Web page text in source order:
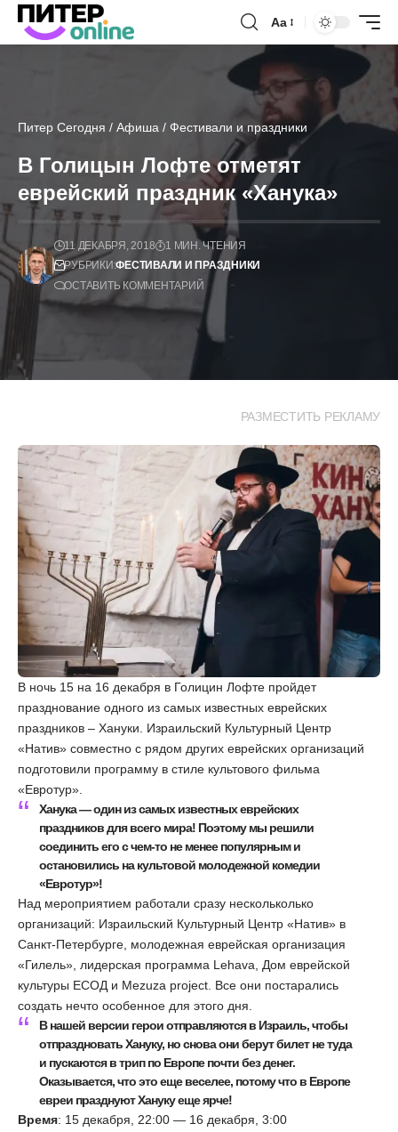
Аа
Питер Сегодня / Афиша / Фестивали и праздники
В Голицын Лофте отметят
еврейский праздник «Ханука»
11 ДЕКАБРЯ, 2018
1 МИН. ЧТЕНИЯ
РУБРИКИ:ФЕСТИВАЛИ И ПРАЗДНИКИ
ОСТАВИТЬ КОММЕНТАРИЙ
РАЗМЕСТИТЬ РЕКЛАМУ
В ночь 15 на 16 декабря в Голицин Лофте пройдет
празднование одного из самых известных еврейских
праздников – Хануки. Израильский Культурный Центр
«Натив» совместно с рядом других еврейских организаций
подготовили программу в стиле культового фильма
«Евротур».
Ханука — один из самых известных еврейских
праздников для всего мира! Поэтому мы решили
соединить его с чем-то не менее популярным и
остановились на культовой молодежной комедии
«Евротур»!
Над мероприятием работали сразу нескольколько
организаций: Израильский Культурный Центр «Натив» в
Санкт-Петербурге, молодежная еврейская организация
«Гилель», лидерская программа Lehava, Дом еврейской
культуры ЕСОД и Mezuza project. Все они постарались
создать нечто особенное для этого дня.
В нашей версии герои отправляются в Израиль, чтобы
отпраздновать Хануку, но снова они берут билет не туда
и пускаются в трип по Европе почти без денег.
Оказывается, что это еще веселее, потому что в Европе
евреи празднуют Хануку еще ярче!
Время: 15 декабря, 22:00 — 16 декабря, 3:00